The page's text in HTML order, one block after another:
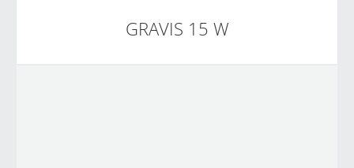
GRAVIS 15 W